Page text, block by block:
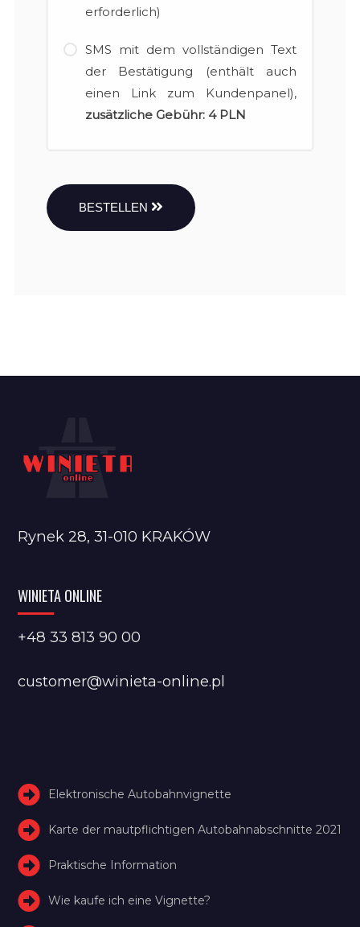
erforderlich)
SMS mit dem vollständigen Text
der Bestätigung (enthält auch
einen Link zum Kundenpanel),
zusätzliche Gebühr: 4 PLN
BESTELLEN
Rynek 28, 31-010 KRAKÓW
WINIETA ONLINE
+48 33 813 90 00
customer@winieta-online.pl
Elektronische Autobahnvignette
Karte der mautpflichtigen Autobahnabschnitte 2021
Praktische Information
Wie kaufe ich eine Vignette?